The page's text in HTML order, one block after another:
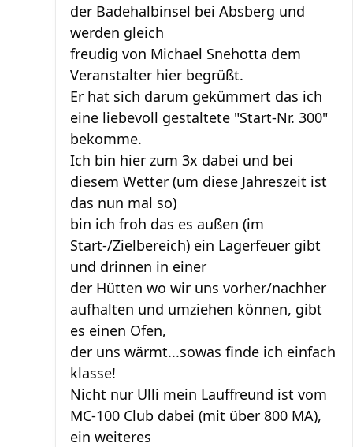
der Badehalbinsel bei Absberg und
werden gleich
freudig von Michael Snehotta dem
Veranstalter hier begrüßt.
Er hat sich darum gekümmert das ich
eine liebevoll gestaltete "Start-Nr. 300"
bekomme.
Ich bin hier zum 3x dabei und bei
diesem Wetter (um diese Jahreszeit ist
das nun mal so)
bin ich froh das es außen (im
Start-/Zielbereich) ein Lagerfeuer gibt
und drinnen in einer
der Hütten wo wir uns vorher/nachher
aufhalten und umziehen können, gibt
es einen Ofen,
der uns wärmt...sowas finde ich einfach
klasse!
Nicht nur Ulli mein Lauffreund ist vom
MC-100 Club dabei (mit über 800 MA),
ein weiteres